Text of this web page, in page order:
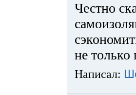
Честно
не только
Написал: